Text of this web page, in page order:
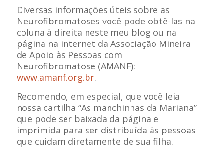
Diversas informações úteis sobre as
Neurofibromatoses você pode obtê-las na
coluna à direita neste meu blog ou na
página na internet da Associação Mineira
de Apoio às Pessoas com
Neurofibromatose (AMANF):
www.amanf.org.br.
Recomendo, em especial, que você leia
nossa cartilha “As manchinhas da Mariana”
que pode ser baixada da página e
imprimida para ser distribuída às pessoas
que cuidam diretamente de sua filha.